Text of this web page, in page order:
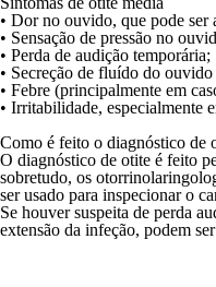
• Dor no ouvido, que pode ser
• Sensação de pressão no
• Perda de audição temporária;
• Secreção de fluído do
• Febre (principalmente em
• Irritabilidade, especialmente
Como é feito o diagnóstico de
O diagnóstico de otite é feito
sobretudo, os
ser usado para inspecionar o
Se houver suspeita de perda
extensão da infeção, podem